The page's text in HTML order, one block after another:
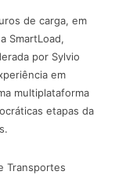
de carga, em
SmartLoad,
por Sylvio
em
multiplataforma
etapas da
Transportes